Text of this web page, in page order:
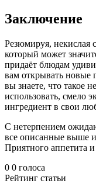
Заключение
Резюмируя, некислая
который может
придаёт блюдам
вам открывать новые
вы знаете, что такое
использовать, смело
ингредиент в свои
С нетерпением
все описанные выше
Приятного аппетита
0 0 голоса
Рейтинг статьи